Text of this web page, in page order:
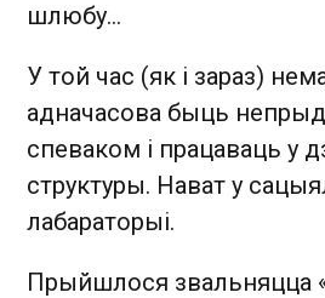
шлюбу...
У той час (як і зараз)
адначасова быць
спеваком і працаваць у
структуры. Нават у
лабараторыі.
Прыйшлося звальняцца